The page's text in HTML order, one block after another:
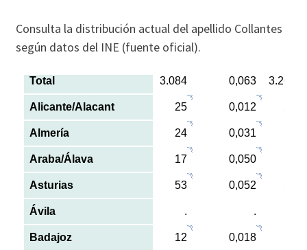
Consulta la distribución actual del apellido Collantes
según datos del INE (fuente oficial).